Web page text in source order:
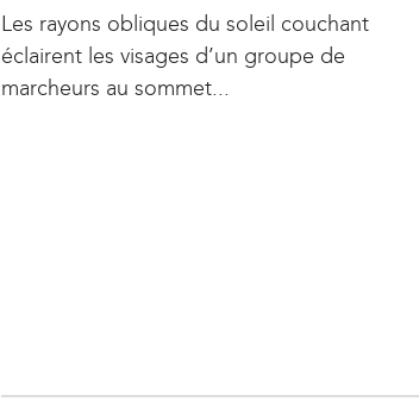
Les rayons obliques du soleil couchant
éclairent les visages d’un groupe de
marcheurs au sommet...